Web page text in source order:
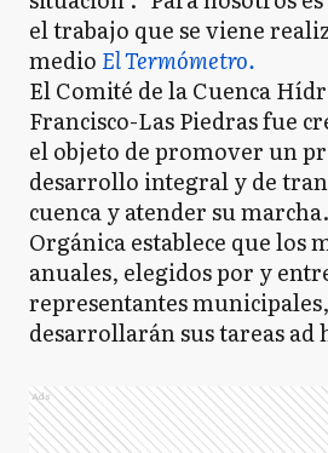
el trabajo que se viene
medio El Termómetro.
El Comité de la Cuenca
Francisco-Las Piedras fue
el objeto de promover un
desarrollo integral y de
cuenca y atender su
Orgánica establece que los
anuales, elegidos por y
representantes
desarrollarán sus tareas ad
Ads